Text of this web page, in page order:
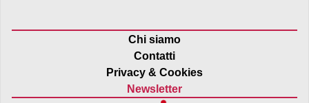
Chi siamo
Contatti
Privacy & Cookies
Newsletter